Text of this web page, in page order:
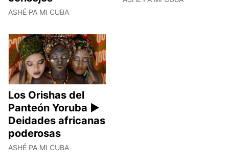
ASHÉ PA MI CUBA
Los Orishas del
Panteón Yoruba ►
Deidades africanas
poderosas
ASHÉ PA MI CUBA